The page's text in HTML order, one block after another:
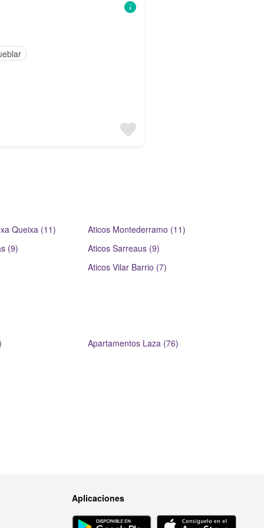
Queixa (11)
Aticos Montederramo (11)
(9)
Aticos Sarreaus (9)
Aticos Vilar Barrio (7)
Apartamentos Laza (76)
Aplicaciones